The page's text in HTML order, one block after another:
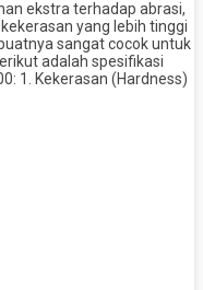
ekstra terhadap abrasi,
yang lebih tinggi
sangat cocok untuk
adalah spesifikasi
1. Kekerasan (Hardness)